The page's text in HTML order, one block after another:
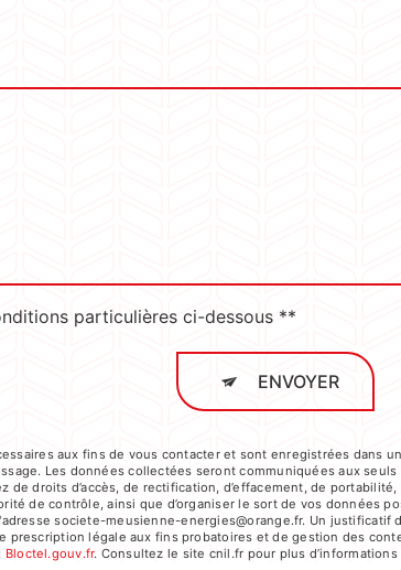
particulières ci-dessous **
ENVOYER
aux fins de vous contacter et sont enregistrées dans
Les données collectées seront communiquées aux
de droits d’accès, de rectification, d’effacement, de
de contrôle, ainsi que d’organiser le sort de vos données
societe-meusienne-energies@orange.fr. Un
prescription légale aux fins probatoires et de gestion des
Bloctel.gouv.fr. Consultez le site cnil.fr pour plus